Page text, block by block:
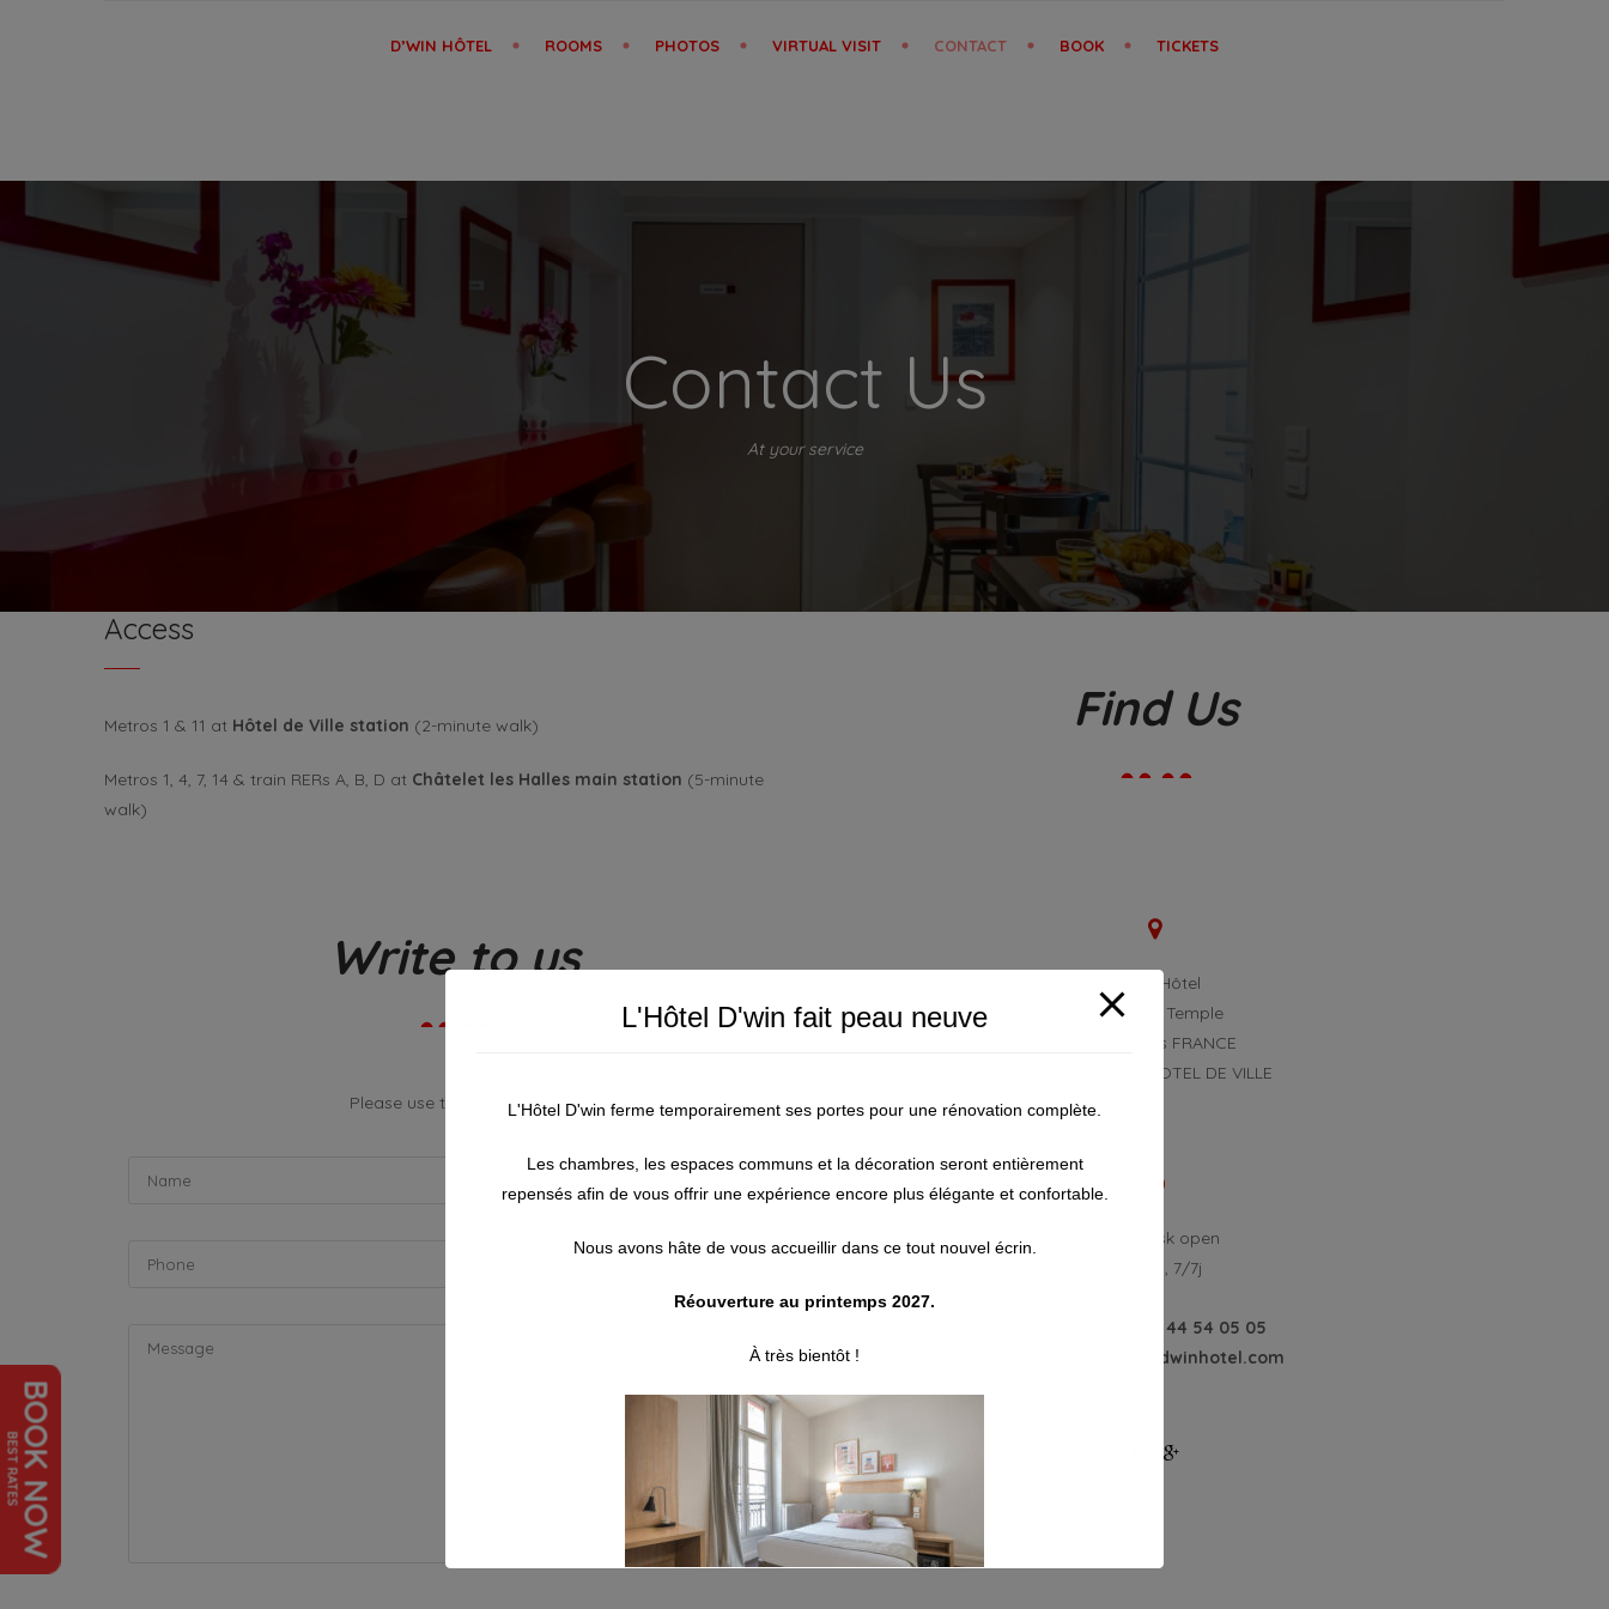
D’WIN HÔTEL ROOMS PHOTOS VIRTUAL VISIT CONTACT BOOK TICKETS
BOOK NOW
BEST RATES
Contact Us
At your service
Access
Metros 1 & 11 at Hôtel de Ville station (2-minute walk)
Metros 1, 4, 7, 14 & train RERs A, B, D at Châtelet les Halles main station (5-minute
walk)
Write to us
Please use the form below
Find Us
DWIN Hôtel
20 rue du Temple
75004 Paris FRANCE
Metro Line 1 - HOTEL DE VILLE
Front desk open
24/24H, 7/7j
+33(0)1 44 54 05 05
contact@dwinhotel.com
L'Hôtel D'win fait peau neuve
L'Hôtel D'win ferme temporairement ses portes pour une rénovation complète.
Les chambres, les espaces communs et la décoration seront entièrement
repensés afin de vous offrir une expérience encore plus élégante et confortable.
Nous avons hâte de vous accueillir dans ce tout nouvel écrin.
Réouverture au printemps 2027.
À très bientôt !